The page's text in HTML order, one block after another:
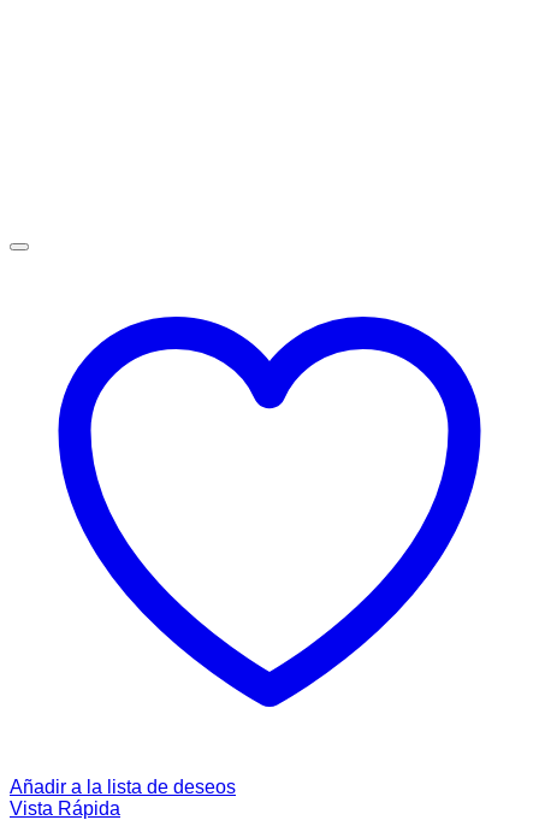
Añadir a la lista de deseos
Vista Rápida